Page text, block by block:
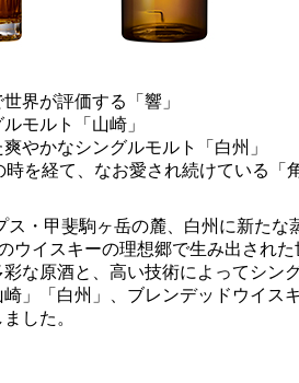
界が評価する「響」
モルト「山崎」
やかなシングルモルト「白州」
を経て、なお愛され続けている「
ス・甲斐駒ヶ岳の麓、白州に新たな
ウイスキーの理想郷で生み出された
な原酒と、高い技術によってシン
」「白州」、ブレンデッドウイス
した。